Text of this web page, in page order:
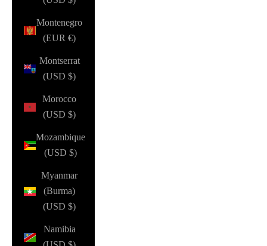
Montenegro
(EUR €)
Montserrat
(USD $)
Morocco
(USD $)
Mozambique
(USD $)
Myanmar
(Burma)
(USD $)
Namibia